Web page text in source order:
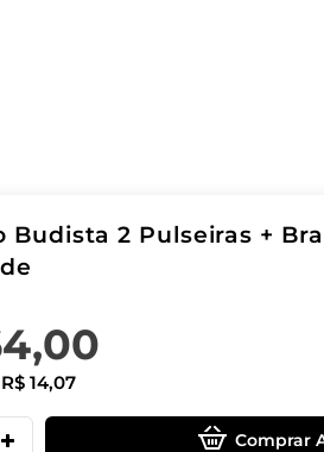
Budista 2 Pulseiras +
R$ 14,07
Comprar